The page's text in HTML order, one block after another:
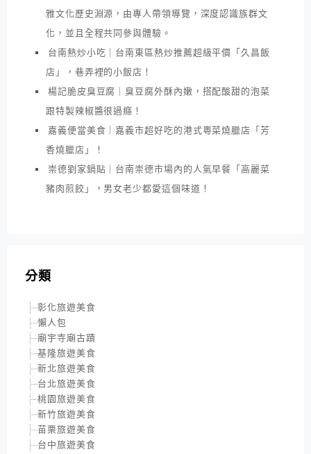
雅文化歷史淵源，由專人帶領導覽，深度認識族群文
化，並且全程共同參與體驗。
台南熱炒小吃｜台南東區熱炒推薦超級平價「久昌飯
店」，巷弄裡的小飯店！
楊記脆皮臭豆腐｜臭豆腐外酥內嫩，搭配酸甜的泡菜
跟特製辣椒醬很過癮！
嘉義便當美食｜嘉義市超好吃的港式粵菜燒臘店「芳
香燒臘店」！
崇德劉家鍋貼｜台南崇德市場內的人氣早餐「高麗菜
豬肉煎餃」，男女老少都愛這個味道！
分類
彰化旅遊美食
懶人包
廟宇寺廟古蹟
基隆旅遊美食
新北旅遊美食
台北旅遊美食
桃園旅遊美食
新竹旅遊美食
苗栗旅遊美食
台中旅遊美食